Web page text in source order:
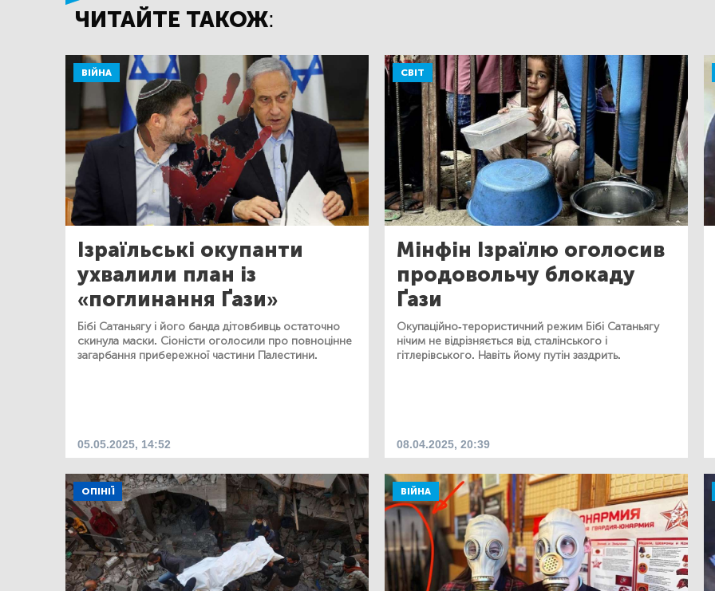
ЧИТАЙТЕ ТАКОЖ:
ВІЙНА
Ізраїльські окупанти
ухвалили план із
«поглинання Ґази»
Бібі Сатаньягу і його банда дітовбивць остаточно
скинула маски. Сіоністи оголосили про повноцінне
загарбання прибережної частини Палестини.
05.05.2025, 14:52
СВІТ
Мінфін Ізраїлю оголосив
продовольчу блокаду
Ґази
Окупаційно-терористичний режим Бібі Сатаньягу
нічим не відрізняється від сталінського і
гітлерівського. Навіть йому путін заздрить.
08.04.2025, 20:39
ОПІНІЇ ВІЙНА